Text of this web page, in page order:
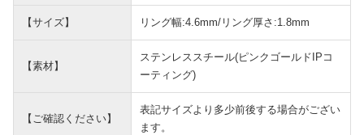
【サイズ】 リング幅:4.6mm/リング厚さ:1.8mm
【素材】
ステンレススチール(ピンクゴールドIPコ
ーティング)
【ご確認ください】
表記サイズより多少前後する場合がござい
ます。